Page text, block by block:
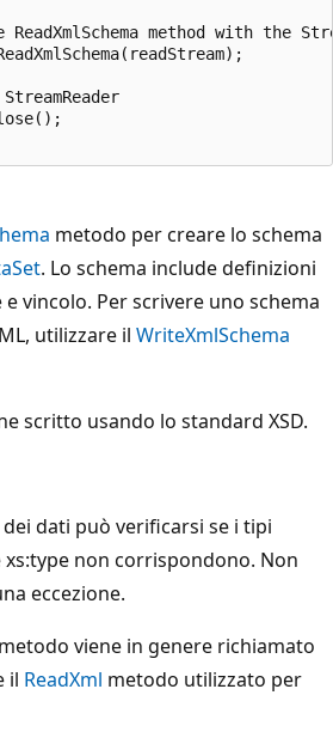
ReadXmlSchema method with the
metodo per creare lo schema
. Lo schema include definizioni
vincolo. Per scrivere uno schema
utilizzare il WriteXmlSchema
scritto usando lo standard XSD.
dati può verificarsi se i tipi
xs:type non corrispondono. Non
eccezione.
metodo viene in genere richiamato
il ReadXml metodo utilizzato per